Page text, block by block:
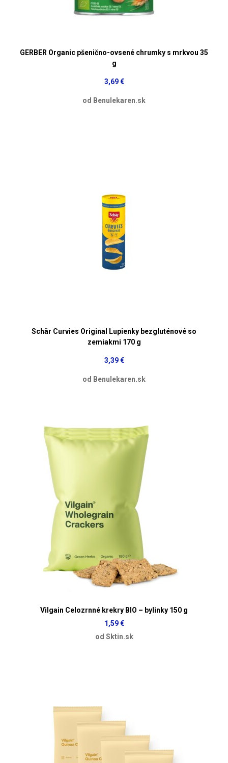
GERBER Organic pšenično-ovsené chrumky s mrkvou 35
g
3,69 €
od Benulekaren.sk
Schär Curvies Original Lupienky bezgluténové so
zemiakmi 170 g
3,39 €
od Benulekaren.sk
Vilgain Celozrnné krekry BIO – bylinky 150 g
1,59 €
od Sktin.sk